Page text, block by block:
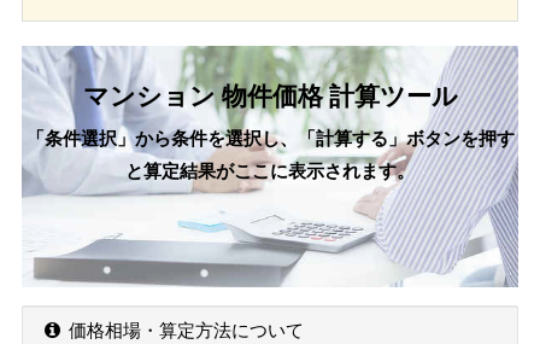
マンション 物件価格 計算ツール
「条件選択」から条件を選択し、「計算する」ボタンを押す
と算定結果がここに表示されます。
価格相場・算定方法について